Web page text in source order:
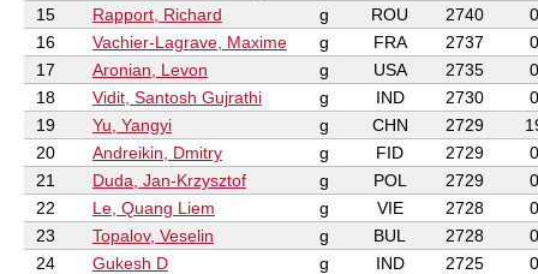
15
Rapport, Richard g ROU 2740
0
16
Vachier-Lagrave, Maxime g FRA 2737
0
17
Aronian, Levon g USA 2735
0
18
Vidit, Santosh Gujrathi g IND 2730
0
19
Yu, Yangyi g CHN 2729
20
Andreikin, Dmitry g FID 2729
0
21
Duda, Jan-Krzysztof g POL 2729
0
22
Le, Quang Liem g VIE 2728
0
23
Topalov, Veselin g BUL 2728
0
24
Gukesh D g IND 2725
0